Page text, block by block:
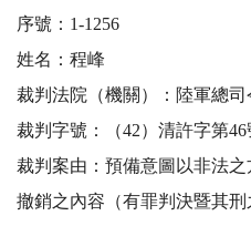
序號：1-1256
姓名：程峰
裁判法院（機關）：陸軍總司
裁判字號：（42）清許字第46
裁判案由：預備意圖以非法
撤銷之內容（有罪判決暨其